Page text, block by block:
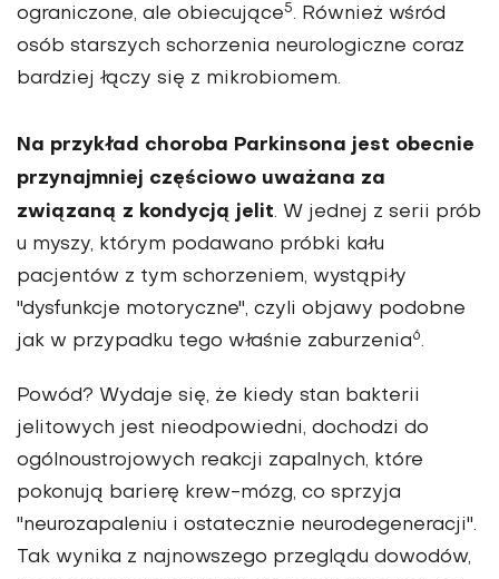
ograniczone, ale obiecujące5. Również wśród
osób starszych schorzenia neurologiczne coraz
bardziej łączy się z mikrobiomem.
Na przykład choroba Parkinsona jest obecnie
przynajmniej częściowo uważana za
związaną z kondycją jelit. W jednej z serii prób
u myszy, którym podawano próbki kału
pacjentów z tym schorzeniem, wystąpiły
"dysfunkcje motoryczne", czyli objawy podobne
jak w przypadku tego właśnie zaburzenia6.
Powód? Wydaje się, że kiedy stan bakterii
jelitowych jest nieodpowiedni, dochodzi do
ogólnoustrojowych reakcji zapalnych, które
pokonują barierę krew-mózg, co sprzyja
"neurozapaleniu i ostatecznie neurodegeneracji".
Tak wynika z najnowszego przeglądu dowodów,